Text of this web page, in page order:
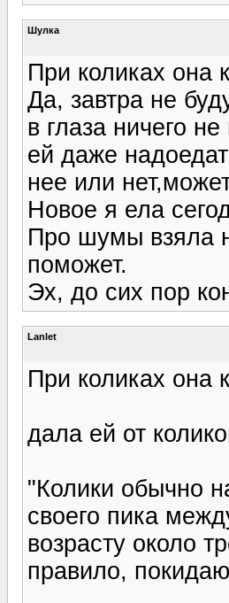
Шулка
При коликах она
Да, завтра не
в глаза ничего
ей даже
нее или
Новое я ела
Про шумы взяла
поможет.
Эх, до сих пор
Lanlet
При коликах она
дала ей от
"Колики обычно
своего пика
возрасту около
правило,